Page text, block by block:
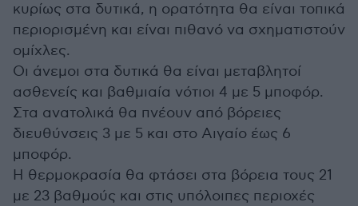
κυρίως στα δυτικά, η ορατότητα θα είναι τοπικά
περιορισμένη και είναι πιθανό να σχηματιστούν
ομίχλες.
Οι άνεμοι στα δυτικά θα είναι μεταβλητοί
ασθενείς και βαθμιαία νότιοι 4 με 5 μποφόρ.
Στα ανατολικά θα πνέουν από βόρειες
διευθύνσεις 3 με 5 και στο Αιγαίο έως 6
μποφόρ.
Η θερμοκρασία θα φτάσει στα βόρεια τους 21
με 23 βαθμούς και στις υπόλοιπες περιοχές